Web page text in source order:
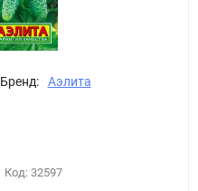
Бренд: Аэлита
Код: 32597